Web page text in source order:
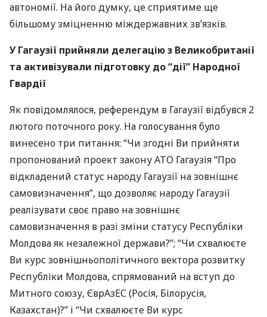
автономії. На його думку, це сприятиме ще
більшому зміцненню міждержавних зв’язків.
У Гагаузії прийняли делегацію з Великобританії
та активізували підготовку до “дії” Народної
Гвардії
Як повідомлялося, референдум в Гагаузії відбувся 2
лютого поточного року. На голосування було
винесено три питання: “Чи згодні Ви прийняти
пропонований проект законуАТО Гагаузія “Про
відкладений статус народу Гагаузії на зовнішнє
самовизначення”, що дозволяє народу Гагаузії
реалізувати своє право на зовнішнє
самовизначення в разі зміни статусу Республіки
Молдова як незалежної держави?”; “Чи схвалюєте
Ви курс зовнішньополітичного вектора розвитку
Республіки Молдова, спрямований на вступ до
Митного союзу, ЄврАзЕС (Росія, Білорусія,
Казахстан)?” і “Чи схвалюєте Ви курс